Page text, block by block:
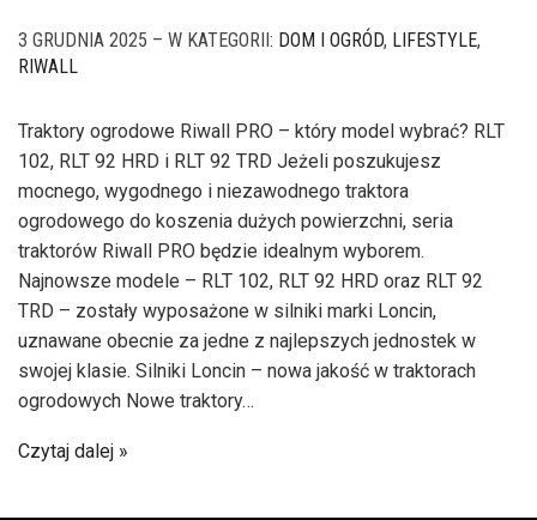
3 GRUDNIA 2025 – W KATEGORII: DOM I OGRÓD, LIFESTYLE,
RIWALL
Traktory ogrodowe Riwall PRO – który model wybrać? RLT
102, RLT 92 HRD i RLT 92 TRD Jeżeli poszukujesz
mocnego, wygodnego i niezawodnego traktora
ogrodowego do koszenia dużych powierzchni, seria
traktorów Riwall PRO będzie idealnym wyborem.
Najnowsze modele – RLT 102, RLT 92 HRD oraz RLT 92
TRD – zostały wyposażone w silniki marki Loncin,
uznawane obecnie za jedne z najlepszych jednostek w
swojej klasie. Silniki Loncin – nowa jakość w traktorach
ogrodowych Nowe traktory…
Czytaj dalej